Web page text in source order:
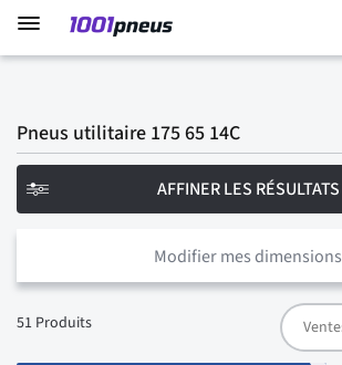
Pneus utilitaire 175 65 14C
Modifier mes dimensions
51 Produits
AFFINER LES RÉSULTATS